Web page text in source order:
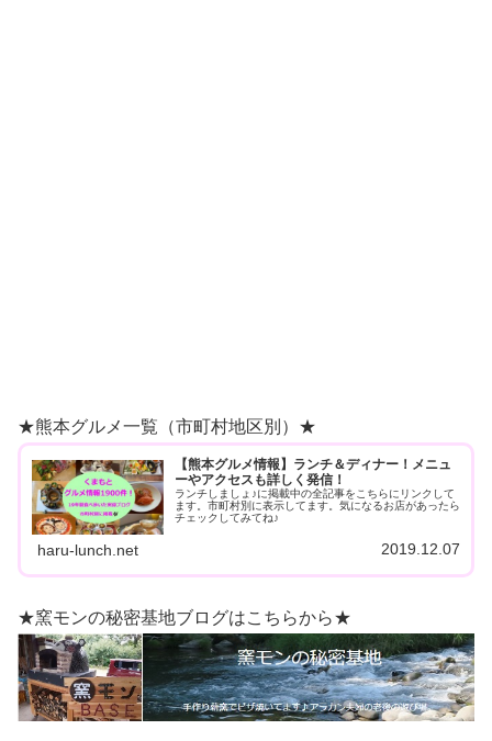
★熊本グルメ一覧（市町村地区別）★
【熊本グルメ情報】ランチ＆ディナー！メニュ
ーやアクセスも詳しく発信！
ランチしましょ♪に掲載中の全記事をこちらにリンクして
ます。市町村別に表示してます。気になるお店があったら
チェックしてみてね♪
haru-lunch.net 2019.12.07
★窯モンの秘密基地ブログはこちらから★